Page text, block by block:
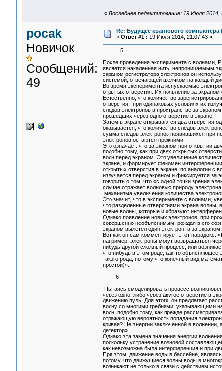
« Последнее редактирование: 19 Июля 2014,
pocak
Новичок
Сообщений:
49
Re: Будущее квантового компьютера
« Ответ #1 : 19 Июля 2014, 21:07:43 »
5
После проведения эксперимента с волнами,
является накаленная нить, непроницаемым
экраном регистратора электронов он
системой, отвечающей щелчком на каждый
Во время эксперимента испускаемые
отрытых отверстия. Их появление за
Естественно, что количество
отверстия, при одинаковых условиях их
следов электронов в пространстве за
прошедших через одно отверстие в экране.
Затем в экране открываются два отверстия
оказывается, что количество следов
сумма следов электронов появившихся при
электронов остаются прежними.
Это означает, что за экраном при открытии
подобно тому, как при двух открытых
волн перед экраном. Это увеличение
экране, и формирует феномен
открытых отверстия в экране, по аналогии с
излучается перед экраном и фиксируется за
говорить о том, что «с одной точки зрения
случае отражает волновую природу
механизма увеличения количества
Это значит, что в эксперименте с волнами,
что разделенные отверстиями экрана волны,
новые волны, которые и образуют
Однако появление новых электронов, при
совершенно необъяснимым, рождая в его
экраном вылетел один электрон, а за
Вот как он сам комментирует этот парадокс:
например, электроны могут возвращаться
нибудь другой сложный процесс, или
что-нибудь в этом роде, как-то объясняющее
такого рода, потому что конечный вид
простой)».
6
Пытаясь смоделировать процесс
через одно, либо через другое отверстие в
движению пуль. Для этого, он предлагает
волну со многими гребнями, указывающими
волн, подобно тому, как прежде
отражающую вероятность попадания
кривая? Не энергии заключенной в волнении,
детектор».
Однако эта замена значения энергии
поскольку устранение волновой
как невозможна была интерференция и при
При этом, движение воды в бассейне,
потому, что движущиеся волны воды в
возникают не только в связи с действием